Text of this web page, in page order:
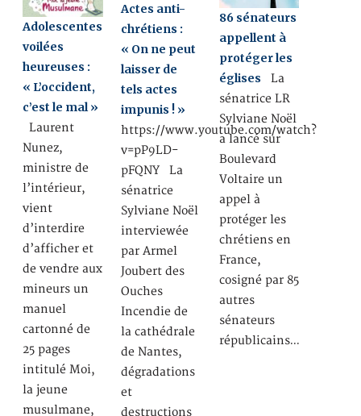
Adolescentes
voilées
heureuses :
« L’occident,
c’est le mal »
Laurent
Nunez,
ministre de
l’intérieur,
vient
d’interdire
d’afficher et
de vendre aux
mineurs un
manuel
cartonné de
25 pages
intitulé Moi,
la jeune
musulmane,
Actes anti-
chrétiens :
« On ne peut
laisser de
tels actes
impunis ! »
https://www.youtube.com/watch?
v=pP9LD-
pFQNY La
sénatrice
Sylviane Noël
interviewée
par Armel
Joubert des
Ouches
Incendie de
la cathédrale
de Nantes,
dégradations
et
destructions
86 sénateurs
appellent à
protéger les
églises La
sénatrice LR
Sylviane Noël
a lancé sur
Boulevard
Voltaire un
appel à
protéger les
chrétiens en
France,
cosigné par 85
autres
sénateurs
républicains…